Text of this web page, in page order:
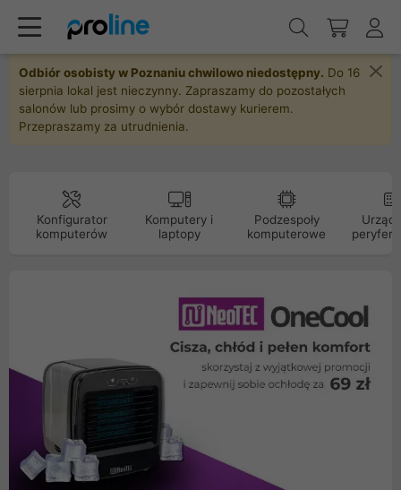
Odbiór osobisty w Poznaniu chwilowo niedostępny. Do 16
sierpnia lokal jest nieczynny. Zapraszamy do pozostałych
salonów lub prosimy o wybór dostawy kurierem.
Przepraszamy za utrudnienia.
Konfigurator
komputerów
Komputery i
laptopy
Podzespoły
komputerowe